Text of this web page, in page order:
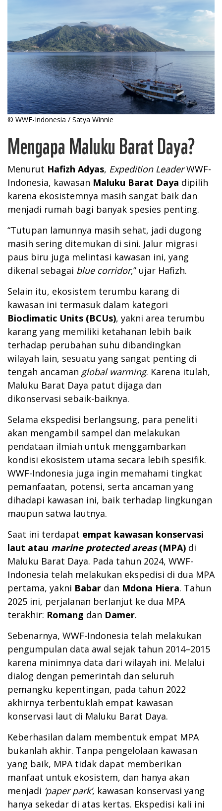
© WWF-Indonesia / Satya Winnie
Mengapa Maluku Barat Daya?
Menurut Hafizh Adyas, Expedition LeaderWWF-
Indonesia, kawasan Maluku Barat Daya dipilih
karena ekosistemnya masih sangat baik dan
menjadi rumah bagi banyak spesies penting.
“Tutupan lamunnya masih sehat, jadi dugong
masih sering ditemukan di sini. Jalur migrasi
paus biru juga melintasi kawasan ini, yang
dikenal sebagai blue corridor,” ujar Hafizh.
Selain itu, ekosistem terumbu karang di
kawasan ini termasuk dalam kategori
Bioclimatic Units (BCUs), yakni area terumbu
karang yang memiliki ketahanan lebih baik
terhadap perubahan suhu dibandingkan
wilayah lain, sesuatu yang sangat penting di
tengah ancaman global warming. Karena itulah,
Maluku Barat Daya patut dijaga dan
dikonservasi sebaik-baiknya.
Selama ekspedisi berlangsung, para peneliti
akan mengambil sampel dan melakukan
pendataan ilmiah untuk menggambarkan
kondisi ekosistem utama secara lebih spesifik.
WWF-Indonesia juga ingin memahami tingkat
pemanfaatan, potensi, serta ancaman yang
dihadapi kawasan ini, baik terhadap lingkungan
maupun satwa lautnya.
Saat ini terdapat empat kawasan konservasi
laut atau marine protected areas(MPA) di
Maluku Barat Daya. Pada tahun 2024, WWF-
Indonesia telah melakukan ekspedisi di dua MPA
pertama, yakni Babar dan Mdona Hiera. Tahun
2025 ini, perjalanan berlanjut ke dua MPA
terakhir: Romang dan Damer.
Sebenarnya, WWF-Indonesia telah melakukan
pengumpulan data awal sejak tahun 2014–2015
karena minimnya data dari wilayah ini. Melalui
dialog dengan pemerintah dan seluruh
pemangku kepentingan, pada tahun 2022
akhirnya terbentuklah empat kawasan
konservasi laut di Maluku Barat Daya.
Keberhasilan dalam membentuk empat MPA
bukanlah akhir. Tanpa pengelolaan kawasan
yang baik, MPA tidak dapat memberikan
manfaat untuk ekosistem, dan hanya akan
menjadi ‘paper park’, kawasan konservasi yang
hanya sekedar di atas kertas. Ekspedisi kali ini